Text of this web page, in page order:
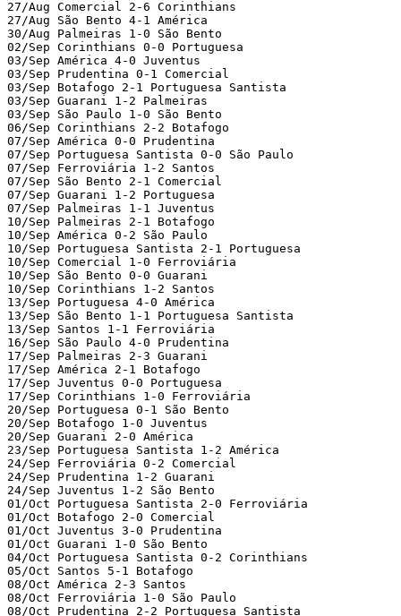
27/Aug Comercial 2-6 Corinthians
27/Aug São Bento 4-1 América
30/Aug Palmeiras 1-0 São Bento
02/Sep Corinthians 0-0 Portuguesa
03/Sep América 4-0 Juventus
03/Sep Prudentina 0-1 Comercial
03/Sep Botafogo 2-1 Portuguesa Santista
03/Sep Guarani 1-2 Palmeiras
03/Sep São Paulo 1-0 São Bento
06/Sep Corinthians 2-2 Botafogo
07/Sep América 0-0 Prudentina
07/Sep Portuguesa Santista 0-0 São Paulo
07/Sep Ferroviária 1-2 Santos
07/Sep São Bento 2-1 Comercial
07/Sep Guarani 1-2 Portuguesa
07/Sep Palmeiras 1-1 Juventus
10/Sep Palmeiras 2-1 Botafogo
10/Sep América 0-2 São Paulo
10/Sep Portuguesa Santista 2-1 Portuguesa
10/Sep Comercial 1-0 Ferroviária
10/Sep São Bento 0-0 Guarani
10/Sep Corinthians 1-2 Santos
13/Sep Portuguesa 4-0 América
13/Sep São Bento 1-1 Portuguesa Santista
13/Sep Santos 1-1 Ferroviária
16/Sep São Paulo 4-0 Prudentina
17/Sep Palmeiras 2-3 Guarani
17/Sep América 2-1 Botafogo
17/Sep Juventus 0-0 Portuguesa
17/Sep Corinthians 1-0 Ferroviária
20/Sep Portuguesa 0-1 São Bento
20/Sep Botafogo 1-0 Juventus
20/Sep Guarani 2-0 América
23/Sep Portuguesa Santista 1-2 América
24/Sep Ferroviária 0-2 Comercial
24/Sep Prudentina 1-2 Guarani
24/Sep Juventus 1-2 São Bento
01/Oct Portuguesa Santista 2-0 Ferroviária
01/Oct Botafogo 2-0 Comercial
01/Oct Juventus 3-0 Prudentina
01/Oct Guarani 1-0 São Bento
04/Oct Portuguesa Santista 0-2 Corinthians
05/Oct Santos 5-1 Botafogo
08/Oct América 2-3 Santos
08/Oct Ferroviária 1-0 São Paulo
08/Oct Prudentina 2-2 Portuguesa Santista